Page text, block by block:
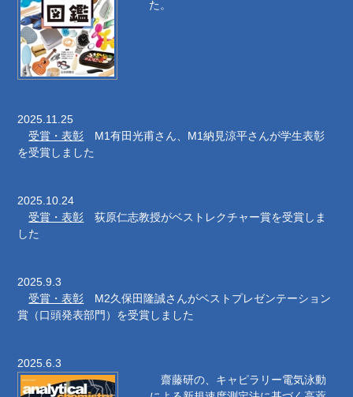
た。
2025.11.25
受賞・表彰 M1有田光甫さん、M1納見涼平さんが学生表彰
を受賞しました
2025.10.24
受賞・表彰 荻原仁志教授がベストレクチャー賞を受賞しま
した
2025.9.3
受賞・表彰 M2久保田隆誠さんがベストプレゼンテーション
賞（口頭発表部門）を受賞しました
2025.6.3
齋藤研の、キャピラリー電気泳動